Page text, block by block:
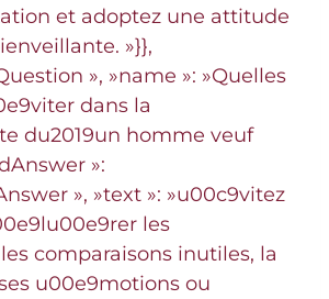
et adoptez une attitude
»}},
», »name »: »Quelles
dans la
du2019un homme veuf
»:
», »text »: »u00c9vitez
les
comparaisons inutiles, la
u00e9motions ou